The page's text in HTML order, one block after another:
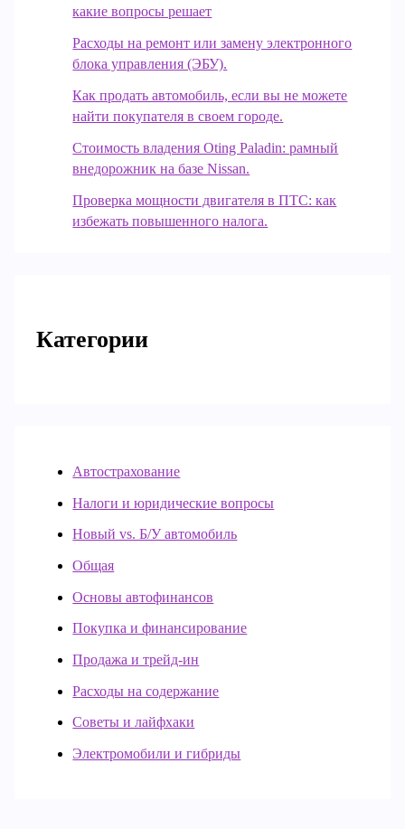
какие вопросы решает
Расходы на ремонт или замену электронного
блока управления (ЭБУ).
Как продать автомобиль, если вы не можете
найти покупателя в своем городе.
Стоимость владения Oting Paladin: рамный
внедорожник на базе Nissan.
Проверка мощности двигателя в ПТС: как
избежать повышенного налога.
Категории
Автострахование
Налоги и юридические вопросы
Новый vs. Б/У автомобиль
Общая
Основы автофинансов
Покупка и финансирование
Продажа и трейд-ин
Расходы на содержание
Советы и лайфхаки
Электромобили и гибриды